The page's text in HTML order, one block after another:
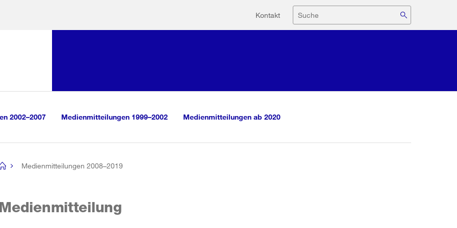
Hilfsnavigation
Kontakt Suche
2002–2007 Medienmitteilungen 1999–2002 Medienmitteilungen ab 2020
Medienmitteilungen 2008–2019